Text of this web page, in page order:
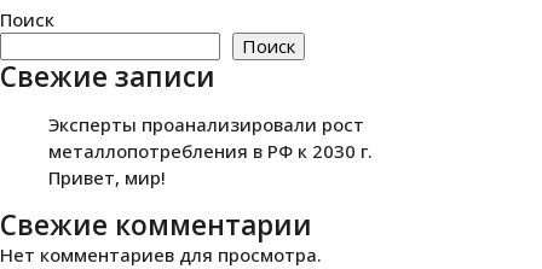
Поиск
Поиск
Свежие записи
Эксперты проанализировали рост
металлопотребления в РФ к 2030 г.
Привет, мир!
Свежие комментарии
Нет комментариев для просмотра.